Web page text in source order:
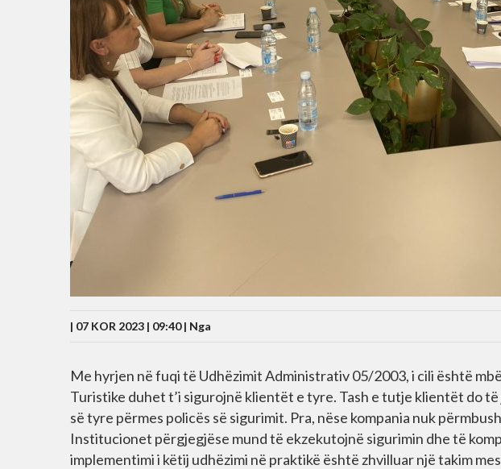
| 07 KOR 2023 | 09:40 | Nga
Me hyrjen në fuqi të Udhëzimit Administrativ 05/2003, i cili është
Turistike duhet t’i sigurojnë klientët e tyre. Tash e tutje klientët do
së tyre përmes policës së sigurimit. Pra, nëse kompania nuk
Institucionet përgjegjëse mund të ekzekutojnë sigurimin dhe të
implementimi i këtij udhëzimi në praktikë është zhvilluar një takim